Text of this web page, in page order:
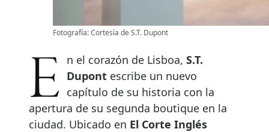
Fotografía: Cortesía de S.T. Dupont
En el corazón de Lisboa,S.T.
Dupont escribe un nuevo
capítulo de su historia con la
apertura de su segunda boutique en la
ciudad. Ubicado en El Corte Inglés